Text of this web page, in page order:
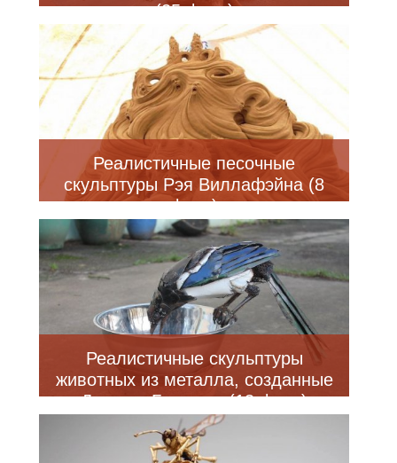
(25 фото)
Реалистичные песочные
скульптуры Рэя Виллафэйна (8
фото)
Реалистичные скульптуры
животных из металла, созданные
Джоном Брауном (13 фото)